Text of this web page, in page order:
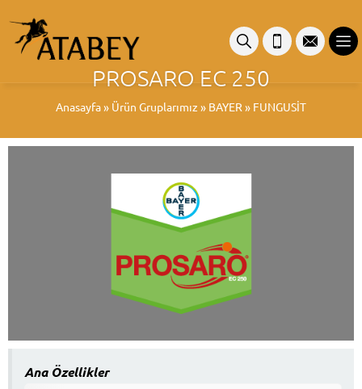
PROSARO EC 250
Anasayfa» Ürün Gruplarımız » BAYER » FUNGUSİT
Ana Özellikler